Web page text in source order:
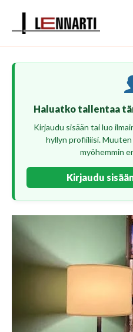
Haluatko tallentaa
Kirjaudu sisään tai luo
hyllyn profiiliisi.
myöhemmin
Kirjaudu